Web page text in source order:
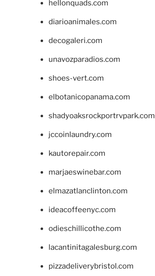
hellonquads.com
diarioanimales.com
decogaleri.com
unavozparadios.com
shoes-vert.com
elbotanicopanama.com
shadyoaksrockportrvpark.com
jccoinlaundry.com
kautorepair.com
marjaeswinebar.com
elmazatlanclinton.com
ideacoffeenyc.com
odieschillicothe.com
lacantinitagalesburg.com
pizzadeliverybristol.com